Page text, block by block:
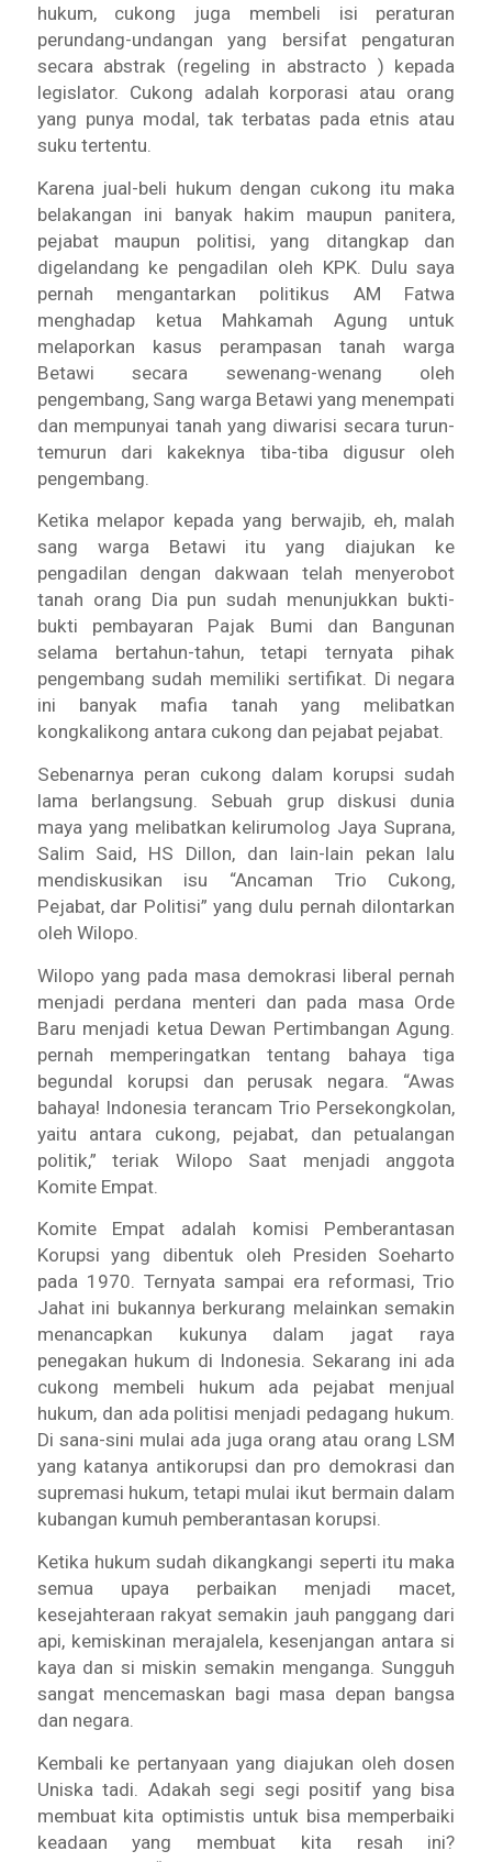
hukum, cukong juga membeli isi peraturan
perundang-undangan yang bersifat pengaturan
secara abstrak (regeling in abstracto ) kepada
legislator. Cukong adalah korporasi atau orang
yang punya modal, tak terbatas pada etnis atau
suku tertentu.
Karena jual-beli hukum dengan cukong itu maka
belakangan ini banyak hakim maupun panitera,
pejabat maupun politisi, yang ditangkap dan
digelandang ke pengadilan oleh KPK. Dulu saya
pernah mengantarkan politikus AM Fatwa
menghadap ketua Mahkamah Agung untuk
melaporkan kasus perampasan tanah warga
Betawi secara sewenang-wenang oleh
pengembang, Sang warga Betawi yang menempati
dan mempunyai tanah yang diwarisi secara turun-
temurun dari kakeknya tiba-tiba digusur oleh
pengembang.
Ketika melapor kepada yang berwajib, eh, malah
sang warga Betawi itu yang diajukan ke
pengadilan dengan dakwaan telah menyerobot
tanah orang Dia pun sudah menunjukkan bukti-
bukti pembayaran Pajak Bumi dan Bangunan
selama bertahun-tahun, tetapi ternyata pihak
pengembang sudah memiliki sertifikat. Di negara
ini banyak mafia tanah yang melibatkan
kongkalikong antara cukong dan pejabat pejabat.
Sebenarnya peran cukong dalam korupsi sudah
lama berlangsung. Sebuah grup diskusi dunia
maya yang melibatkan kelirumolog Jaya Suprana,
Salim Said, HS Dillon, dan lain-lain pekan lalu
mendiskusikan isu “Ancaman Trio Cukong,
Pejabat, dar Politisi” yang dulu pernah dilontarkan
oleh Wilopo.
Wilopo yang pada masa demokrasi liberal pernah
menjadi perdana menteri dan pada masa Orde
Baru menjadi ketua Dewan Pertimbangan Agung.
pernah memperingatkan tentang bahaya tiga
begundal korupsi dan perusak negara. “Awas
bahaya! Indonesia terancam Trio Persekongkolan,
yaitu antara cukong, pejabat, dan petualangan
politik,” teriak Wilopo Saat menjadi anggota
Komite Empat.
Komite Empat adalah komisi Pemberantasan
Korupsi yang dibentuk oleh Presiden Soeharto
pada 1970. Ternyata sampai era reformasi, Trio
Jahat ini bukannya berkurang melainkan semakin
menancapkan kukunya dalam jagat raya
penegakan hukum di Indonesia. Sekarang ini ada
cukong membeli hukum ada pejabat menjual
hukum, dan ada politisi menjadi pedagang hukum.
Di sana-sini mulai ada juga orang atau orang LSM
yang katanya antikorupsi dan pro demokrasi dan
supremasi hukum, tetapi mulai ikut bermain dalam
kubangan kumuh pemberantasan korupsi.
Ketika hukum sudah dikangkangi seperti itu maka
semua upaya perbaikan menjadi macet,
kesejahteraan rakyat semakin jauh panggang dari
api, kemiskinan merajalela, kesenjangan antara si
kaya dan si miskin semakin menganga. Sungguh
sangat mencemaskan bagi masa depan bangsa
dan negara.
Kembali ke pertanyaan yang diajukan oleh dosen
Uniska tadi. Adakah segi segi positif yang bisa
membuat kita optimistis untuk bisa memperbaiki
keadaan yang membuat kita resah ini?